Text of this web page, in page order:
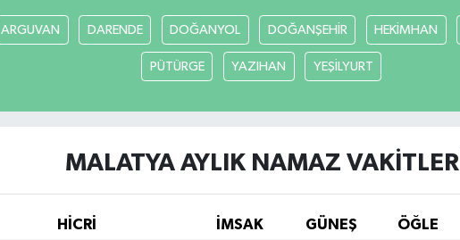
ARGUVAN DARENDE DOĞANYOL DOĞANŞEHİR HEKİMHAN
PÜTÜRGE YAZIHAN YEŞİLYURT
MALATYA AYLIK NAMAZ VAKITLERI
HİCRİ İMSAK GÜNEŞ ÖĞLE